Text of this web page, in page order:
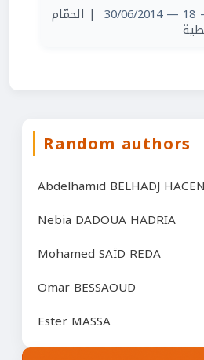
| الحمّام
Random authors
Abdelhamid BELHADJ HACEN
Nebia DADOUA HADRIA
Mohamed SAÏD REDA
Omar BESSAOUD
Ester MASSA